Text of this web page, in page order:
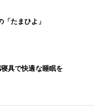
たまひよ」
具で快適な睡眠を